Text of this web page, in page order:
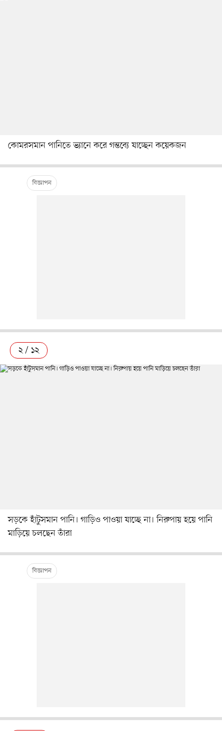
কোমরসমান পানিতে ভ্যানে করে গন্তব্যে যাচ্ছেন কয়েকজন
২ / ১২
সড়কে হাঁটুসমান পানি। গাড়িও পাওয়া যাচ্ছে না। নিরুপায় হয়ে পানি
মাড়িয়ে চলছেন তাঁরা